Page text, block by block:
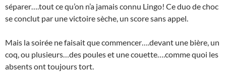
séparer….tout ce qu’on n’a jamais connu Lingo! Ce duo de choc
se conclut par une victoire sèche, un score sans appel.
Mais la soirée ne faisait que commencer….devant une bière, un
coq, ou plusieurs…des poules et une couette….comme quoi les
absents ont toujours tort.